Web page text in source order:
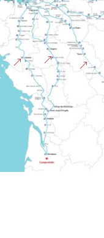
&
&
&